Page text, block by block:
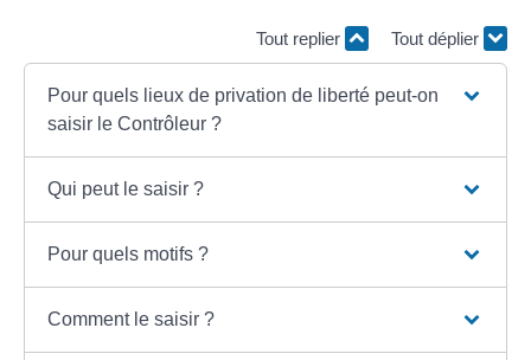
Tout replier Tout déplier
Pour quels lieux de privation de liberté peut-on
saisir le Contrôleur ?
Qui peut le saisir ?
Pour quels motifs ?
Comment le saisir ?